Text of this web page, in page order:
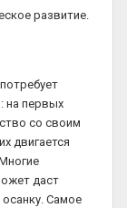
развитие.
на первых
со своим
двигается
даст
Самое